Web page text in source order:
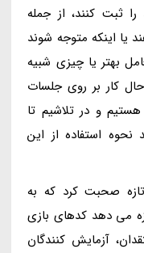
ثبت کنند، از جمله
یا اینکه متوجه شوند
بهتر یا چیزی شبیه
کار بر روی جلسات
و در تلاشیم تا
نحوه استفاده از این
صحبت کرد که به
می دهد کدهای بازی
آزمایش کنندگان